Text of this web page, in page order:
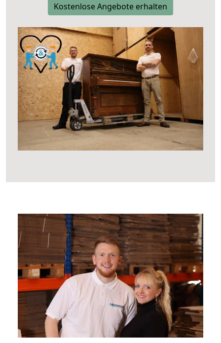
Kostenlose Angebote erhalten